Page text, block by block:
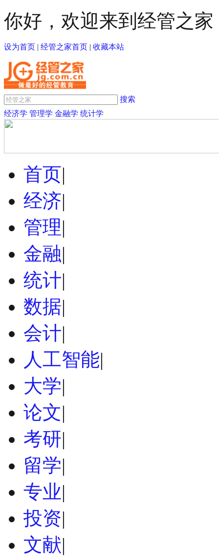
你好，欢迎来到经管之家
设为首页 | 经管之家首页 | 收藏本站
搜索
经济学 管理学 金融学 统计学
首页|
经济|
管理|
金融|
统计|
数据|
会计|
人工智能|
大学|
论文|
考研|
留学|
专业|
投资|
文献|